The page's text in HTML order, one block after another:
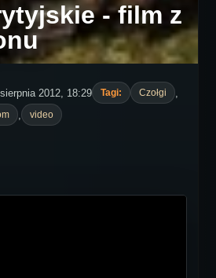
- film z
2012, 18:29 Tagi: Czołgi
video